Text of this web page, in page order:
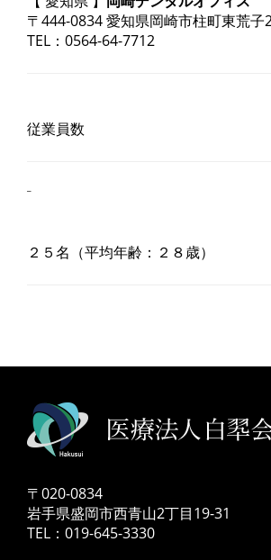
〒444-0834 愛知県岡崎市柱町東荒子
TEL：0564-64-7712
従業員数
２５名（平均年齢：２８歳）
〒020-0834
岩手県盛岡市西青山2丁目19-31
TEL：019-645-3330